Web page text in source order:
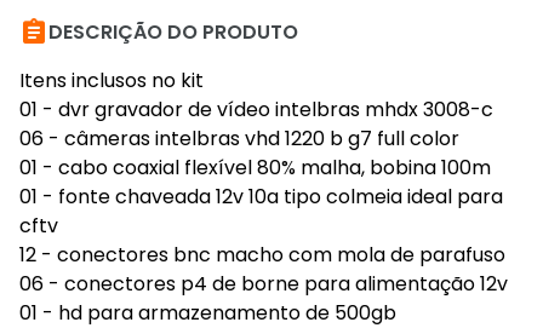
DESCRIÇÃO DO PRODUTO
Itens inclusos no kit
01 - dvr gravador de vídeo intelbras mhdx 3008-c
06 - câmeras intelbras vhd 1220 b g7 full color
01 - cabo coaxial flexível 80% malha, bobina 100m
01 - fonte chaveada 12v 10a tipo colmeia ideal para
cftv
12 - conectores bnc macho com mola de parafuso
06 - conectores p4 de borne para alimentação 12v
01 - hd para armazenamento de 500gb